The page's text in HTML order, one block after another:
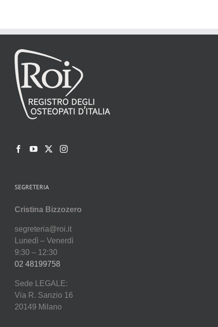
SEGRETERIA
Cristina Bizzozero
segreteria@roi.it
Lunedì – Venerdì
9:30 – 12:30
02 48199758
Sede LEGALE:
Via R. Sanzio 16
20149 Milano